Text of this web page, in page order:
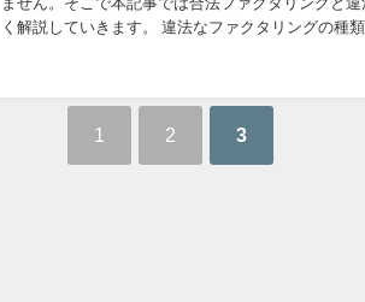
ません。そこで本記事では合法ファクタリングと
く解説していきます。 違法なファクタリングの種
1 2 3